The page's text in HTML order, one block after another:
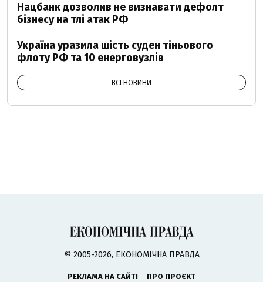
Нацбанк дозволив не визнавати дефолт
бізнесу на тлі атак РФ
Україна уразила шість суден тіньового
флоту РФ та 10 енерговузлів
ВСІ НОВИНИ
© 2005-2026, ЕКОНОМІЧНА ПРАВДА
РЕКЛАМА НА САЙТІ
ПРО ПРОЄКТ